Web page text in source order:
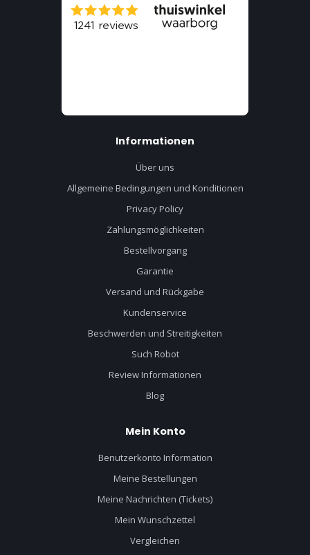
Informationen
Über uns
Allgemeine Bedingungen und Konditionen
Privacy Policy
Zahlungsmöglichkeiten
Bestellvorgang
Garantie
Versand und Rückgabe
Kundenservice
Beschwerden und Streitigkeiten
Such Robot
Review Informationen
Blog
Mein Konto
Benutzerkonto Information
Meine Bestellungen
Meine Nachrichten (Tickets)
Mein Wunschzettel
Vergleichen